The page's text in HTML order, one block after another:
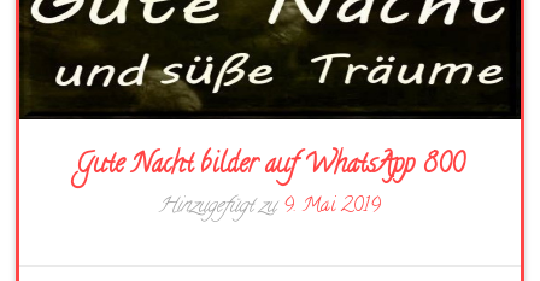
Gute Nacht bilder auf WhatsApp 800
Hinzugefügt zu9. Mai 2019